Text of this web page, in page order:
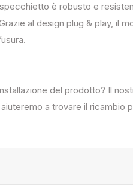
è robusto e
al design plug & play, il
del prodotto? Il
a trovare il ricambio